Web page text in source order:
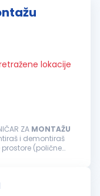
lokacije
ZA MONTAŽU
(polične